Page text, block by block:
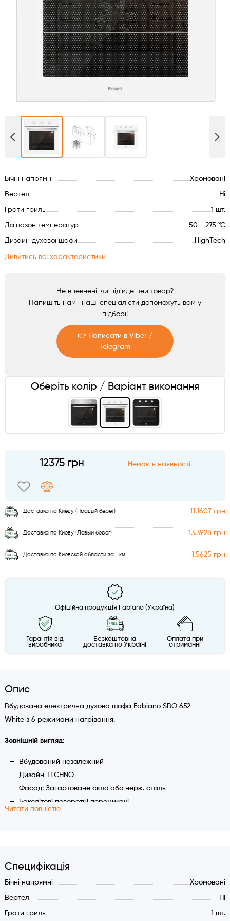
Духові шафи
Варильні поверхні
Мікрохвильові печі
Посудомийки
Пральні машини
Сушильні машини
Холодильне обладнання
Сантехніка
Бічні напрямні Хромовані
Вертел Ні
Грати гриль 1 шт.
Даіпазон температур 50 - 275 °С
Дизайн духової шафи HighTech
Дивитись всі характеристики
Не впевнені, чи підійде цей товар?
Напишіть нам і наші спеціалісти допоможуть вам у
підборі!
👉 Написати в Viber /
Telegram
Viber
12375 грн Немає в наявності
Оберіть колір / Варіант виконання
Доставка по Киеву (Правый берег) 11.1607 грн
Доставка по Киеву (Левый берег) 13.3928 грн
Доставка по Киевской области за 1 км 1.5625 грн
Офіційна продукція Fabiano (Україна)
Гарантія від
виробника
Безкоштовна
доставка по Україні
Оплата при
отриманні
Опис
Вбудована електрична духова шафа Fabiano SBO 652
White з 6 режимами нагрівання.
Зовнішній вигляд:
Вбудований незалежний
Дизайн TECHNO
Фасад: Загартоване скло або нерж. сталь
Бакелітові поворотні перемикачі
Характеристики:
3 нагрівальні елементи
Читати повністю
Специфікація
Бічні напрямні Хромовані
Вертел Ні
Грати гриль 1 шт.